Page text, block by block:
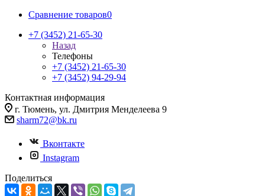
Сравнение товаров0
+7 (3452) 21-65-30
Назад
Телефоны
+7 (3452) 21-65-30
+7 (3452) 94-29-94
Контактная информация
г. Тюмень, ул. Дмитрия Менделеева 9
sharm72@bk.ru
Вконтакте
Instagram
Поделиться